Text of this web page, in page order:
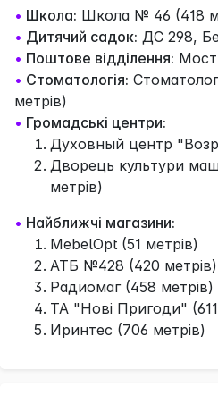
• Школа: Школа № 46 (418
• Дитячий садок: ДС 298,
• Поштове відділення: Мост
• Стоматологія:
метрів)
• Громадські центри:
Духовный центр
Дворець культури
метрів)
• Найближчі магазини:
MebelOpt (51 метрів)
АТБ №428 (420 метрів)
Радиомаг (458 метрів)
ТА "Нові Пригоди"
Иринтес (706 метрів)